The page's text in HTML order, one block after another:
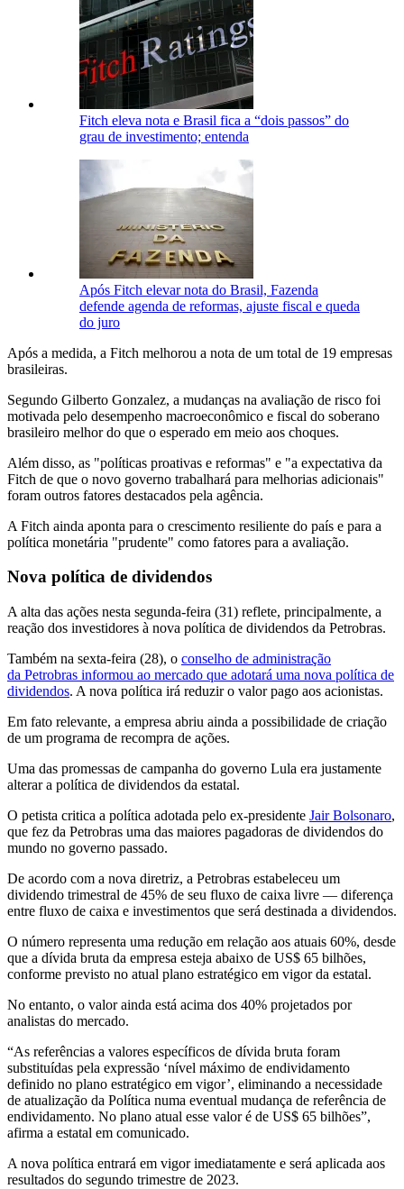
Fitch eleva nota e Brasil fica a “dois passos” do
grau de investimento; entenda
Após Fitch elevar nota do Brasil, Fazenda
defende agenda de reformas, ajuste fiscal e queda
do juro
Após a medida, a Fitch melhorou a nota de um total de 19 empresas
brasileiras.
Segundo Gilberto Gonzalez, a mudanças na avaliação de risco foi
motivada pelo desempenho macroeconômico e fiscal do soberano
brasileiro melhor do que o esperado em meio aos choques.
Além disso, as "políticas proativas e reformas" e "a expectativa da
Fitch de que o novo governo trabalhará para melhorias adicionais"
foram outros fatores destacados pela agência.
A Fitch ainda aponta para o crescimento resiliente do país e para a
política monetária "prudente" como fatores para a avaliação.
Nova política de dividendos
A alta das ações nesta segunda-feira (31) reflete, principalmente, a
reação dos investidores à nova política de dividendos da Petrobras.
Também na sexta-feira (28), o conselho de administração
da Petrobras informou ao mercado que adotará uma nova política de
dividendos. A nova política irá reduzir o valor pago aos acionistas.
Em fato relevante, a empresa abriu ainda a possibilidade de criação
de um programa de recompra de ações.
Uma das promessas de campanha do governo Lula era justamente
alterar a política de dividendos da estatal.
O petista critica a política adotada pelo ex-presidente Jair Bolsonaro,
que fez da Petrobras uma das maiores pagadoras de dividendos do
mundo no governo passado.
De acordo com a nova diretriz, a Petrobras estabeleceu um
dividendo trimestral de 45% de seu fluxo de caixa livre — diferença
entre fluxo de caixa e investimentos que será destinada a dividendos.
O número representa uma redução em relação aos atuais 60%, desde
que a dívida bruta da empresa esteja abaixo de US$ 65 bilhões,
conforme previsto no atual plano estratégico em vigor da estatal.
No entanto, o valor ainda está acima dos 40% projetados por
analistas do mercado.
“As referências a valores específicos de dívida bruta foram
substituídas pela expressão ‘nível máximo de endividamento
definido no plano estratégico em vigor’, eliminando a necessidade
de atualização da Política numa eventual mudança de referência de
endividamento. No plano atual esse valor é de US$ 65 bilhões”,
afirma a estatal em comunicado.
A nova política entrará em vigor imediatamente e será aplicada aos
resultados do segundo trimestre de 2023.